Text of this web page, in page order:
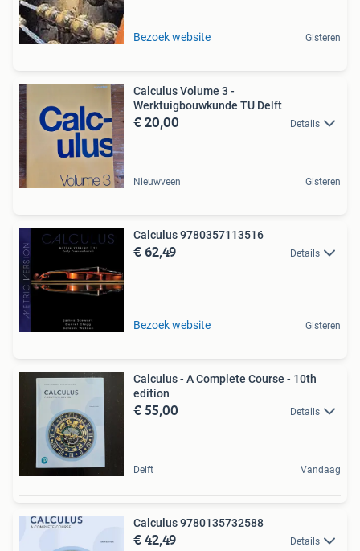
Bezoek website Gisteren
Calculus Volume 3 -
Werktuigbouwkunde TU Delft
€ 20,00 Details
Nieuwveen Gisteren
Calculus 9780357113516
€ 62,49 Details
Bezoek website Gisteren
Calculus - A Complete Course - 10th
edition
€ 55,00 Details
Delft Vandaag
Calculus 9780135732588
€ 42,49 Details